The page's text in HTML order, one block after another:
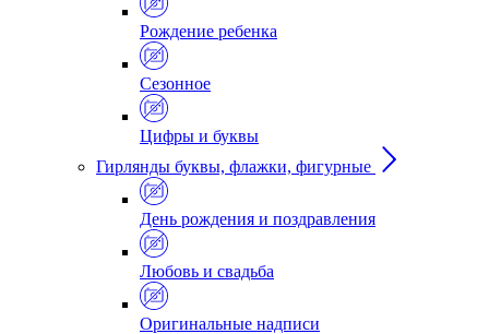
Рождение ребенка
Сезонное
Цифры и буквы
Гирлянды буквы, флажки, фигурные
День рождения и поздравления
Любовь и свадьба
Оригинальные надписи